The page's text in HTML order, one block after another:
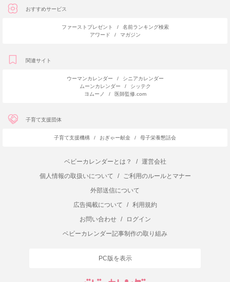
おすすめサービス
ファーストプレゼント /
名前ランキング検索
アワード
/ マガジン
関連サイト
ウーマンカレンダー /
シニアカレンダー
ムーンカレンダー
/
シッテク
ヨムーノ
/ 医師監修.com
子育て支援団体
子育て支援機構 / おぎゃー献金 / 母子栄養懇話会
ベビーカレンダーとは？ /
運営会社
個人情報の取扱いについて
/
ご利用のルールとマナー
外部送信について
広告掲載について
/
利用規約
お問い合わせ
/
ログイン
ベビーカレンダー記事制作の取り組み
PC版を表示